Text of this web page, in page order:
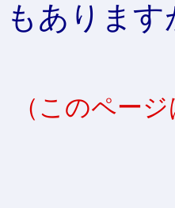
もありま
（このペー